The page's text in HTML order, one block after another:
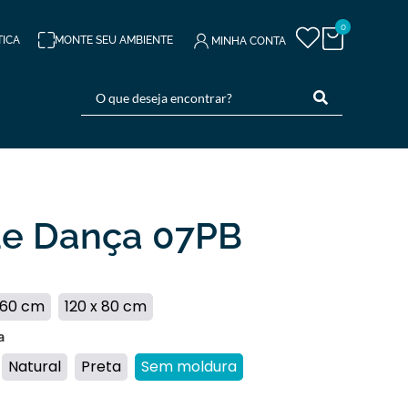
MONTE SEU AMBIENTE MINHA CONTA
0
Dança 07PB
cm 120 x 80 cm
Natural Preta Sem moldura